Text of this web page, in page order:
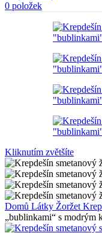
0 položek
Kliknutím zvětšíte
Domů Látky Žoržet
„bublinkami“ s modrým